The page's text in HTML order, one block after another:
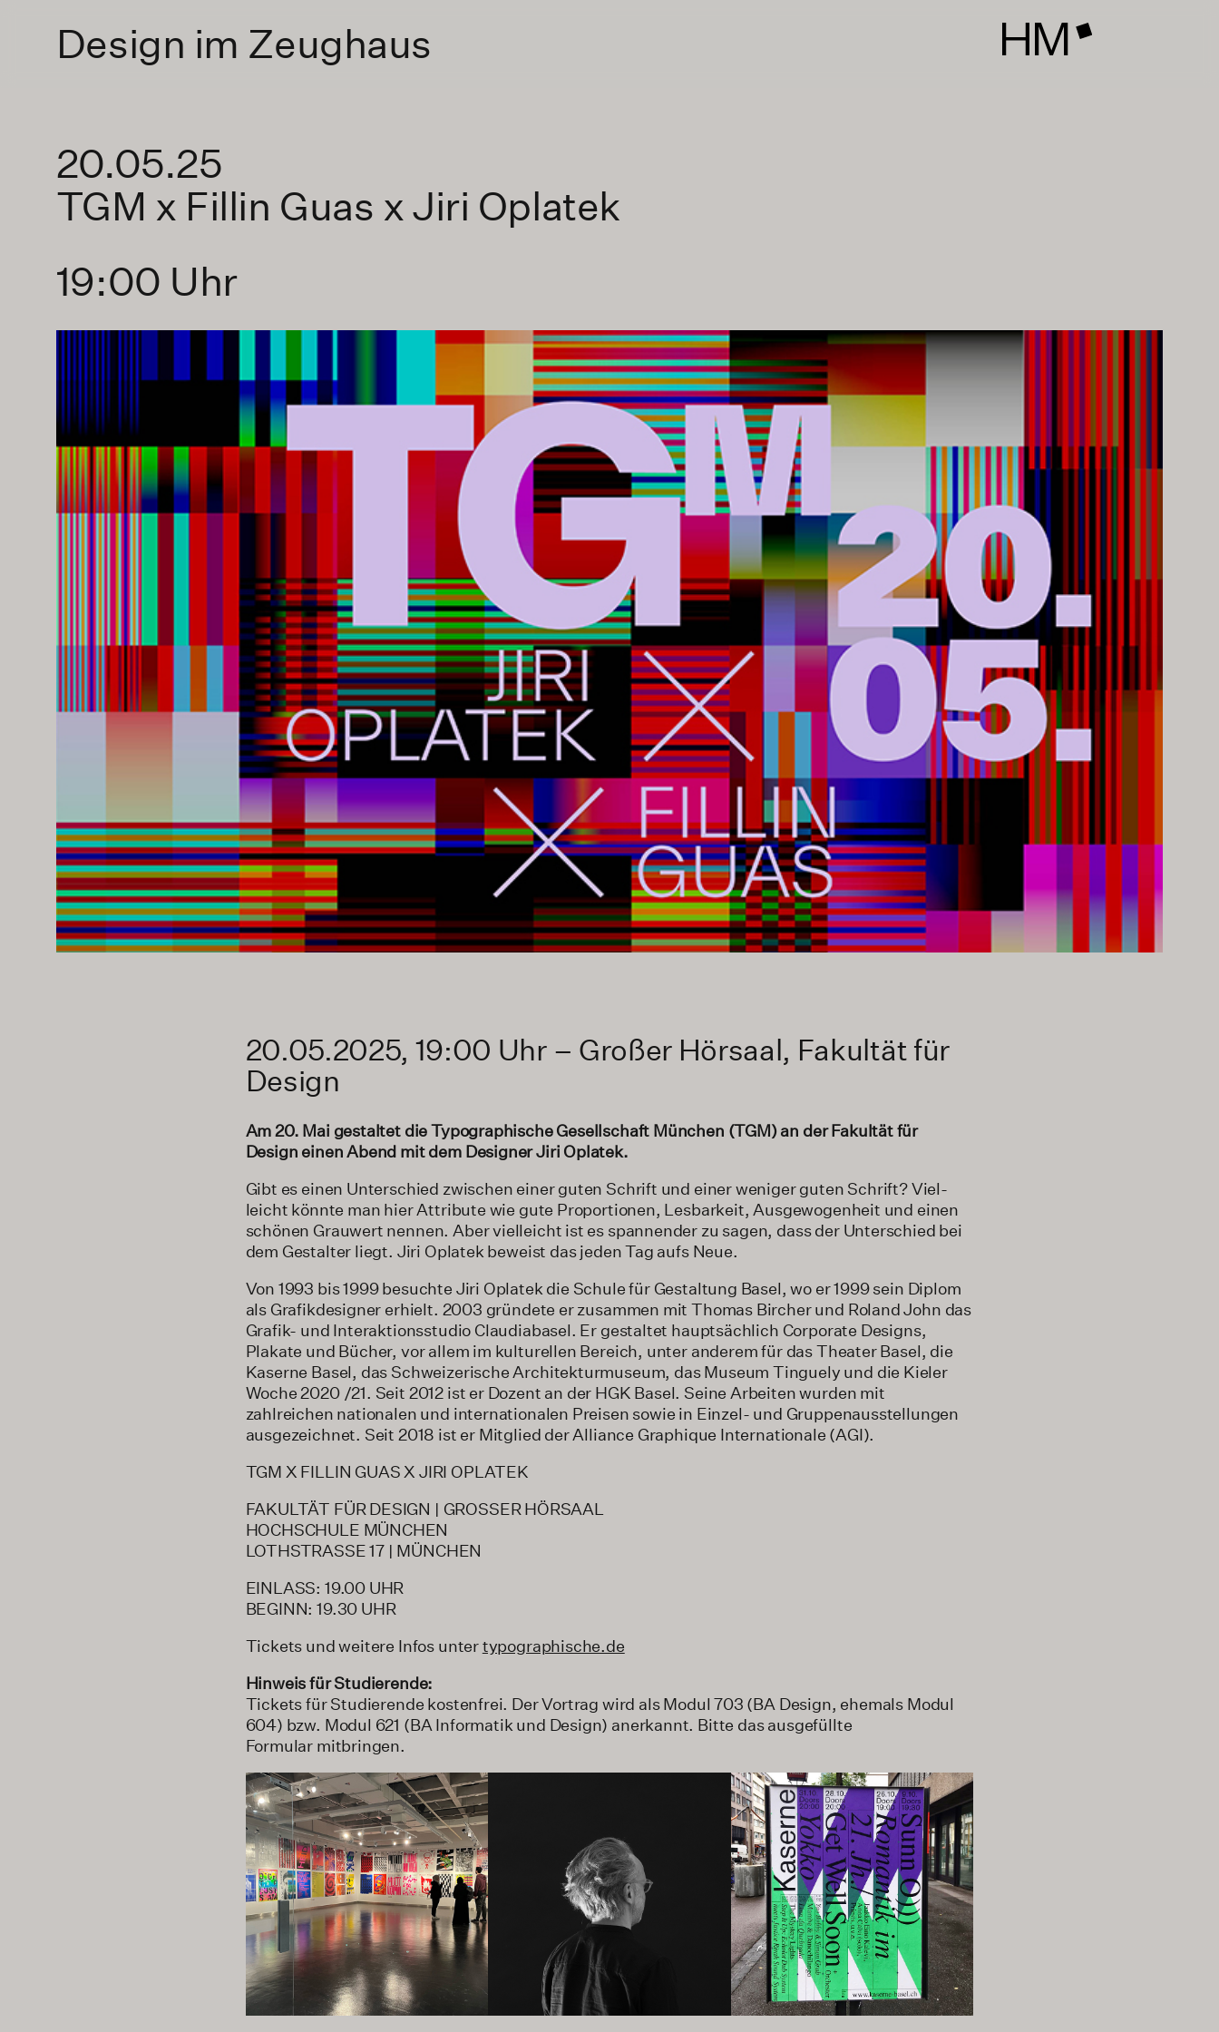
Design im Zeughaus
20.05.25
TGM x Fillin Guas x Jiri Oplatek
19:00 Uhr
20.05.2025, 19:00 Uhr – Großer Hörsaal, Fakultät für
Design
Am 20. Mai gestaltet die Typographische Gesellschaft München (TGM) an der Fakultät für
Design einen Abend mit dem Designer Jiri Oplatek.
Gibt es einen Unter­schied zwischen einer guten Schrift und einer weniger guten Schrift? Viel­
leicht könnte man hier Attribute wie gute Propor­tionen, Lesbarkeit, Ausge­wo­genheit und einen
schönen Grauwert nennen. Aber viel­leicht ist es span­nender zu sagen, dass der Unter­schied bei
dem Gestalter liegt. Jiri Oplatek beweist das jeden Tag aufs Neue.
Von 1993 bis 1999 besuchte Jiri Oplatek die Schule für Gestaltung Basel, wo er 1999 sein Diplom
als Grafikdesigner erhielt. 2003 gründete er zusammen mit Thomas Bircher und Roland John das
Grafik- und Interaktionsstudio Claudiabasel. Er gestaltet hauptsächlich Corporate Designs,
Plakate und Bücher, vor allem im kulturellen Bereich, unter anderem für das Theater Basel, die
Kaserne Basel, das Schweizerische Architekturmuseum, das Museum Tinguely und die Kieler
Woche 2020 /21. Seit 2012 ist er Dozent an der HGK Basel. Seine Arbeiten wurden mit
zahlreichen nationalen und internationalen Preisen sowie in Einzel- und Gruppenausstellungen
ausgezeichnet. Seit 2018 ist er Mitglied der Alliance Graphique Internationale (AGI).
TGM X FILLIN GUAS X JIRI OPLATEK
FAKULTÄT FÜR DESIGN | GROSSER HÖRSAAL
HOCHSCHULE MÜNCHEN
LOTHSTRASSE 17 | MÜNCHEN
EINLASS: 19.00 UHR
BEGINN: 19.30 UHR
Tickets und weitere Infos untertypographische.de
Hinweis für Studierende:
Tickets für Studierende kostenfrei. Der Vortrag wird als Modul 703 (BA Design, ehemals Modul
604) bzw. Modul 621 (BA Informatik und Design) anerkannt. Bitte das ausgefüllte
Formular mitbringen.